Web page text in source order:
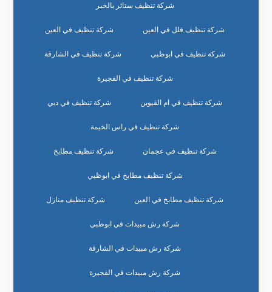
شركة تنظيف ستائر بالخبر
شركة تنظيف فلل في العين شركة تنظيف في العين
شركة تنظيف في ابوظبي شركة تنظيف في الشارقة
شركة تنظيف في الفجيرة
شركة تنظيف في ام القيوين شركة تنظيف في دبي
شركة تنظيف في راس الخيمة
شركة تنظيف في عجمان شركة تنظيف مطابخ
شركة تنظيف مطابخ في ابوظبي
شركة تنظيف مطابخ في العين شركة تنظيف منازل
شركة رش مبيدات في ابوظبي
شركة رش مبيدات في الشارقة
شركة رش مبيدات في الفجيرة